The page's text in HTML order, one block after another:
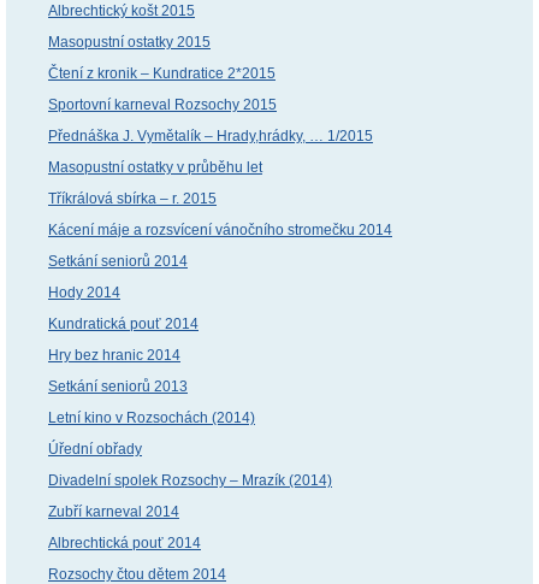
Albrechtický košt 2015
Masopustní ostatky 2015
Čtení z kronik – Kundratice 2*2015
Sportovní karneval Rozsochy 2015
Přednáška J. Vymětalík – Hrady,hrádky, … 1/2015
Masopustní ostatky v průběhu let
Tříkrálová sbírka – r. 2015
Kácení máje a rozsvícení vánočního stromečku 2014
Setkání seniorů 2014
Hody 2014
Kundratická pouť 2014
Hry bez hranic 2014
Setkání seniorů 2013
Letní kino v Rozsochách (2014)
Úřední obřady
Divadelní spolek Rozsochy – Mrazík (2014)
Zubří karneval 2014
Albrechtická pouť 2014
Rozsochy čtou dětem 2014